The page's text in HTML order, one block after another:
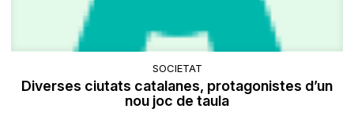
SOCIETAT
Diverses ciutats catalanes, protagonistes d’un
nou joc de taula